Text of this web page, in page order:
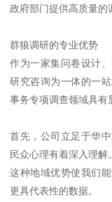
政府部门提供高质量的
群狼调研的专业优势
作为一家集问卷设计
研究咨询为一体的一
事务专项调查领域具有
首先，公司立足于华
民众心理有着深入理解。
这种地域优势使我们
更具代表性的数据。